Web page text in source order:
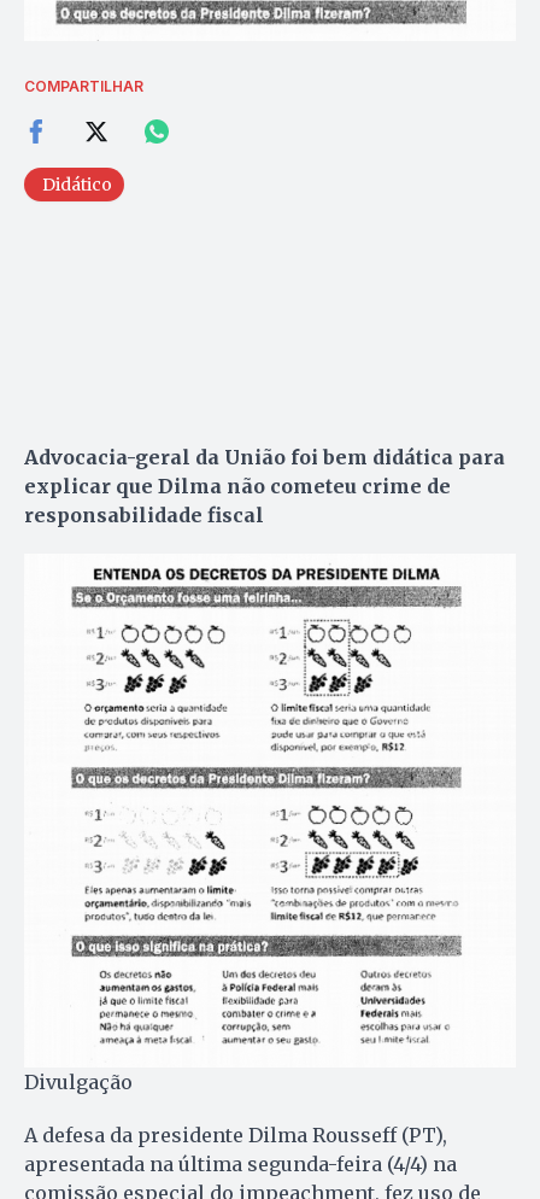
COMPARTILHAR
Didático
Advocacia-geral da União foi bem didática para
explicar que Dilma não cometeu crime de
responsabilidade fiscal
Divulgação
A defesa da presidente Dilma Rousseff (PT),
apresentada na última segunda-feira (4/4) na
comissão especial do impeachment, fez uso de